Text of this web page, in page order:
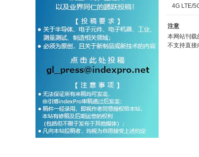
4G LTE/
注意
本网站刊载
不支持直接